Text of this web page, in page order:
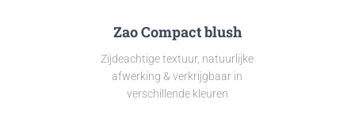
Zao Compact blush
Zijdeachtige textuur, natuurlijke
afwerking & verkrijgbaar in
verschillende kleuren